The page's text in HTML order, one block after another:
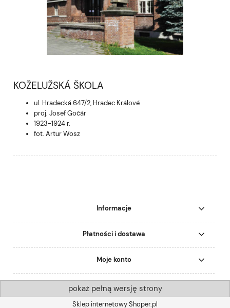
KOŽELUŽSKÁ ŠKOLA
ul. Hradecká 647/2, Hradec Králové
proj. Josef Gočár
1923-1924 r.
fot. Artur Wosz
Informacje
Płatności i dostawa
Moje konto
pokaż pełną wersję strony
Sklep internetowy Shoper.pl